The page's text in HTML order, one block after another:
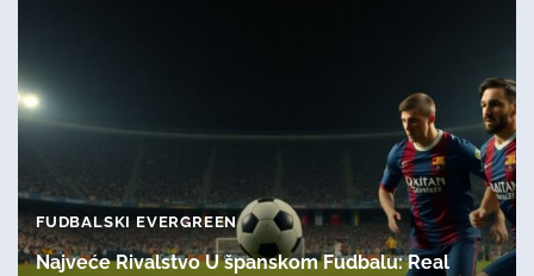
FUDBALSKI EVERGREEN
Najveće Rivalstvo U španskom Fudbalu: Real